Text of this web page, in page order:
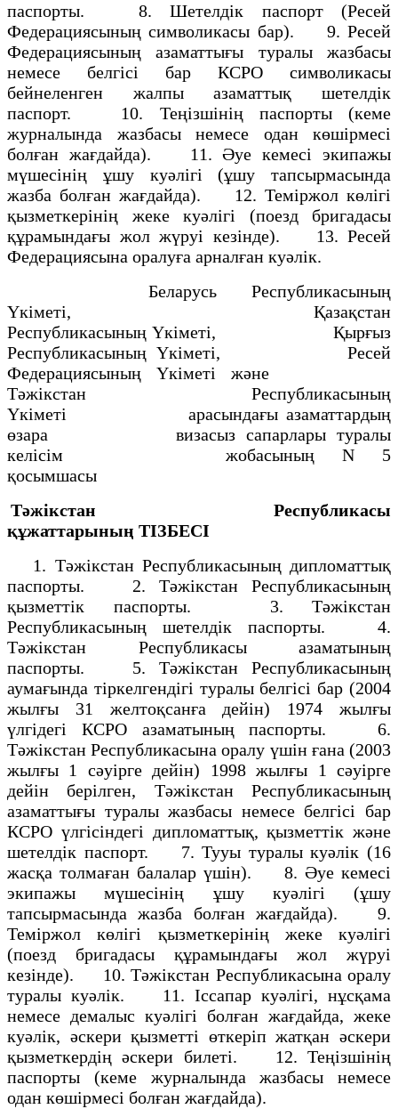
паспорты. 8. Шетелдiк паспорт (Ресей
Федерациясының символикасы бар). 9. Ресей
Федерациясының азаматтығы туралы жазбасы
немесе белгiсi бар КСРО символикасы
бейнеленген жалпы азаматтық шетелдiк
паспорт. 10. Теңiзшiнiң паспорты (кеме
журналында жазбасы немесе одан көшiрмесi
болған жағдайда). 11. Әуе кемесi экипажы
мүшесiнiң ұшу куәлiгi (ұшу тапсырмасында
жазба болған жағдайда). 12. Темiржол көлiгi
қызметкерiнiң жеке куәлiгi (поезд бригадасы
құрамындағы жол жүруi кезiнде). 13. Ресей
Федерациясына оралуға арналған куәлiк.
Беларусь Республикасының
Yкiметi, Қазақстан
Республикасының Yкiметi, Қырғыз
Республикасының Yкiметi, Ресей
Федерациясының Yкiметi және
Тәжiкстан Республикасының
Yкiметi арасындағы азаматтардың
өзара визасыз сапарлары туралы
келiсiм жобасының N 5
қосымшасы
Тәжiкстан Республикасы
құжаттарының ТIЗБЕСI
1. Тәжiкстан Республикасының дипломаттық
паспорты. 2. Тәжiкстан Республикасының
қызметтiк паспорты. 3. Тәжiкстан
Республикасының шетелдiк паспорты. 4.
Тәжiкстан Республикасы азаматының
паспорты. 5. Тәжiкстан Республикасының
аумағында тiркелгендiгi туралы белгiсi бар (2004
жылғы 31 желтоқсанға дейiн) 1974 жылғы
үлгiдегi КСРО азаматының паспорты. 6.
Тәжiкстан Республикасына оралу үшiн ғана (2003
жылғы 1 сәуiрге дейiн) 1998 жылғы 1 сәуiрге
дейiн берiлген, Тәжiкстан Республикасының
азаматтығы туралы жазбасы немесе белгiсi бар
КСРО үлгiсiндегi дипломаттық, қызметтiк және
шетелдiк паспорт. 7. Тууы туралы куәлiк (16
жасқа толмаған балалар үшiн). 8. Әуе кемесi
экипажы мүшесiнiң ұшу куәлiгi (ұшу
тапсырмасында жазба болған жағдайда). 9.
Темiржол көлiгi қызметкерiнiң жеке куәлiгi
(поезд бригадасы құрамындағы жол жүруi
кезiнде). 10. Тәжiкстан Республикасына оралу
туралы куәлiк. 11. Іссапар куәлiгi, нұсқама
немесе демалыс куәлiгi болған жағдайда, жеке
куәлiк, әскери қызметтi өткерiп жатқан әскери
қызметкердiң әскери билетi. 12. Теңiзшiнiң
паспорты (кеме журналында жазбасы немесе
одан көшiрмесi болған жағдайда).